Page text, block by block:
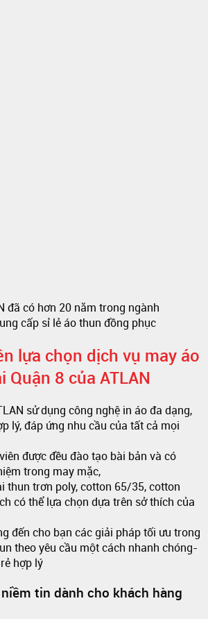
đã có hơn 20 năm trong ngành
cấp sỉ lẻ áo thun đồng phục
lựa chọn dịch vụ may áo
Quận 8 của ATLAN
sử dụng công nghệ in áo đa dạng,
lý, đáp ứng nhu cầu của tất cả mọi
được đều đào tạo bài bản và có
trong may mặc,
thun trơn poly, cotton 65/35, cotton
có thể lựa chọn dựa trên sở thích của
đến cho bạn các giải pháp tối ưu trong
theo yêu cầu một cách nhanh chóng-
hợp lý
tin dành cho khách hàng